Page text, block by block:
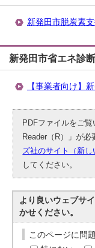
新発田市脱炭素
新発田市省エネ診
【事業者向け】
PDFファイルをご覧
Reader（R）」が
ズ社のサイト（新
してください。
より良いウェブサ
かせください。
このページに問